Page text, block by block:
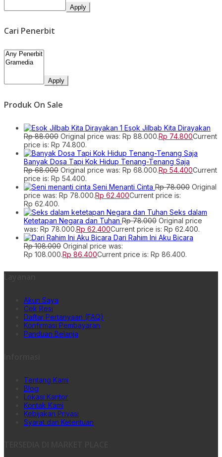
Apply
Cari Penerbit
Apply
Produk On Sale
Esok Jilbab Kita Dirayakan
Rp88.000 Original price was: Rp 88.000.Rp 74.800Current
price is: Rp 74.800.
Banyak Dosa Tapi Kok Hidup Tenang-Tenang Saja
Rp68.000 Original price was: Rp 68.000.Rp 54.400Current
price is: Rp 54.400.
Seni Menanti Cinta Rp78.000 Original
price was: Rp 78.000.Rp 62.400Current price is:
Rp 62.400.
Seks dalam
Ketetapan Negara dan Tuhan Rp78.000 Original price
was: Rp 78.000.Rp 62.400Current price is: Rp 62.400.
Dari Rahim Ini Aku Bicara
Rp108.000 Original price was:
Rp 108.000.Rp 86.400Current price is: Rp 86.400.
Akun Saya
Cek Resi
Daftar Pertanyaan (FAQ)
Konfirmasi Pembayaran
Panduan Belanja
Tentang Kami
Blog
Lokasi Kantor
Kontak Kami
Kebijakan Privasi
Syarat dan Ketentuan